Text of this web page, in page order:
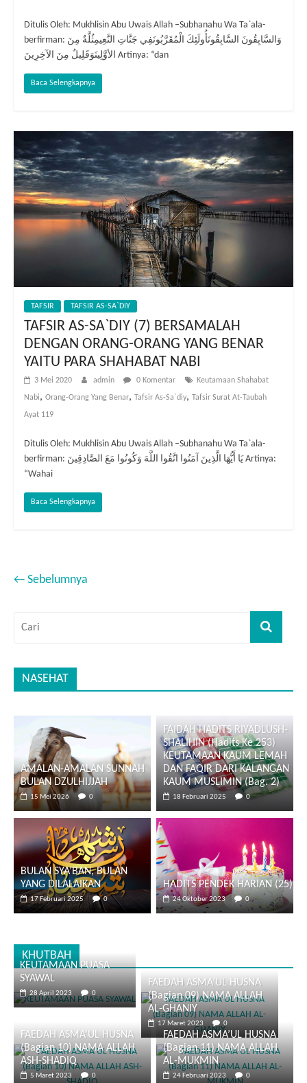
Ditulis Oleh: Mukhlisin Abu Uwais Allah –Subhanahu Wa Ta`ala-
berfirman: وَالسَّابِقُونَ السَّابِقُونَأُولَئِكَ الْمُقَرَّبُونَفِي جَنَّاتِ النَّعِيمِثُلَّةٌ مِنَ
الأوَّلِينَوَقَلِيلٌ مِنَ الآخِرِينَ Artinya: “dan
Baca Selengkapnya
TAFSIR TAFSIR AS-SA`DIY
TAFSIR AS-SA`DIY (7) BERSAMALAH
DENGAN ORANG-ORANG YANG BENAR
YAITU PARA SHAHABAT NABI
3 Mei 2020 admin 0 Komentar Keutamaan Shahabat
Nabi, Orang-Orang Yang Benar, Tafsir As-Sa`diy, Tafsir Surat At-Taubah
Ayat 119
Ditulis Oleh: Mukhlisin Abu Uwais Allah –Subhanahu Wa Ta`ala-
berfirman: يَا أَيُّهَا الَّذِينَ آمَنُوا اتَّقُوا اللَّهَ وَكُونُوا مَعَ الصَّادِقِينَ Artinya:
“Wahai
Baca Selengkapnya
← Sebelumnya
NASEHAT
AMALAN-AMALAN SUNNAH
BULAN DZULHIJJAH
15 Mei 2026 0
FAIDAH HADITS RIYADLUSH-
SHALIHIN (Hadits Ke 253)
KEUTAMAAN KAUM LEMAH
DAN FAQIR DARI KALANGAN
KAUM MUSLIMIN (Bag. 2)
18 Februari 2025 0
BULAN SYA’BAN, BULAN
YANG DILALAIKAN
17 Februari 2025 0
HADITS PENDEK HARIAN (25)
24 Oktober 2023 0
KHUTBAH
KEUTAMAAN PUASA
SYAWAL
28 April 2023 0
FAEDAH ASMA’UL HUSNA
(Bagian 09) NAMA ALLAH
AL-GHANIY
17 Maret 2023 0
FAEDAH ASMA’UL HUSNA
(Bagian 10) NAMA ALLAH
ASH-SHADIQ
5 Maret 2023 0
FAEDAH ASMA’UL HUSNA
(Bagian 11) NAMA ALLAH
AL-MUKMIN
24 Februari 2023 0